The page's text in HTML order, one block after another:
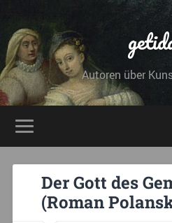
Autoren über
Der Gott des
(Roman